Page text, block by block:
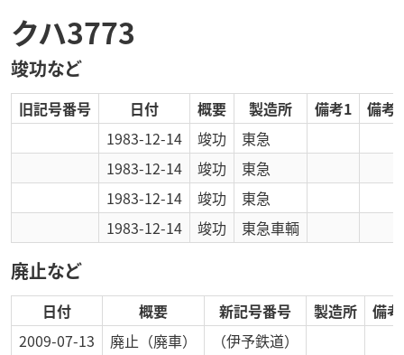
クハ3773
竣功など
旧記号番号 日付 概要 製造所 備考1
備考2
1983-12-14
竣功
東急
1983-12-14
竣功
東急
1983-12-14
竣功
東急
1983-12-14
竣功 東急車輌
廃止など
日付 概要 新記号番号 製造所
備
2009-07-13
廃止 （廃車） （伊予鉄道）